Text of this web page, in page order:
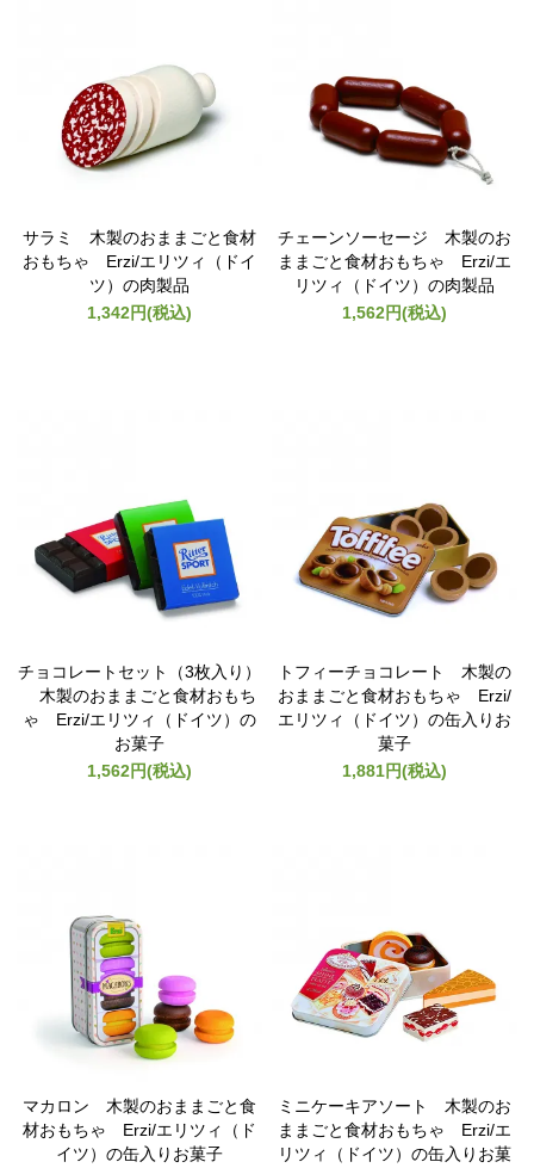
サラミ 木製のおままごと食材
おもちゃ Erzi/エリツィ（ドイ
ツ）の肉製品
1,342円(税込)
チェーンソーセージ 木製のお
ままごと食材おもちゃ Erzi/エ
リツィ（ドイツ）の肉製品
1,562円(税込)
チョコレートセット（3枚入り）
木製のおままごと食材おもち
ゃ Erzi/エリツィ（ドイツ）の
お菓子
1,562円(税込)
トフィーチョコレート 木製の
おままごと食材おもちゃ Erzi/
エリツィ（ドイツ）の缶入りお
菓子
1,881円(税込)
マカロン 木製のおままごと食
材おもちゃ Erzi/エリツィ（ド
イツ）の缶入りお菓子
ミニケーキアソート 木製のお
ままごと食材おもちゃ Erzi/エ
リツィ（ドイツ）の缶入りお菓